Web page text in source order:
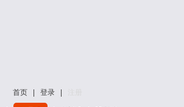
首页 登录